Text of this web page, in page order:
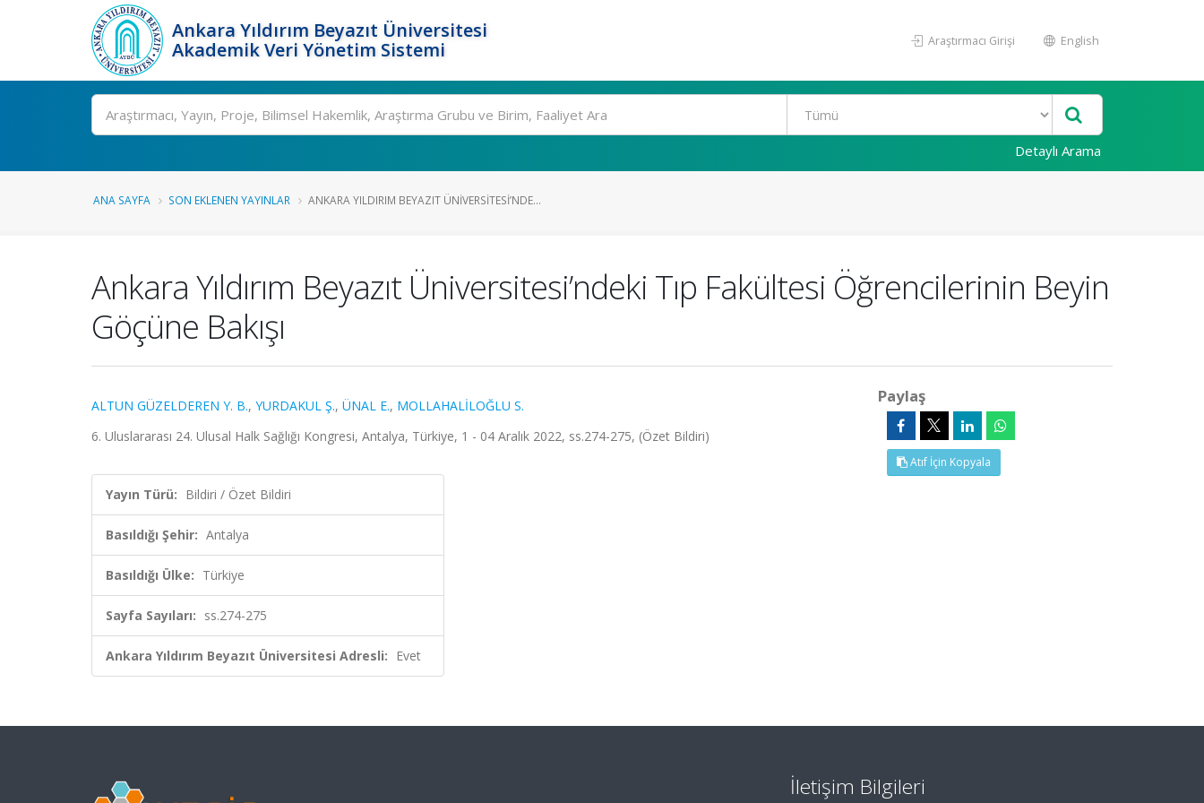
Ankara Yıldırım Beyazıt Üniversitesi
Akademik Veri Yönetim Sistemi
Araştırmacı Girişi English
Ara
Detaylı Arama
ANA SAYFA SON EKLENEN YAYINLAR ANKARA YILDIRIM BEYAZIT ÜNIVERSITESI’NDE...
Ankara Yıldırım Beyazıt Üniversitesi’ndeki Tıp Fakültesi Öğrencilerinin Beyin
Göçüne Bakışı
ALTUN GÜZELDEREN Y. B., YURDAKUL Ş., ÜNAL E., MOLLAHALİLOĞLU S.
6. Uluslararası 24. Ulusal Halk Sağlığı Kongresi, Antalya, Türkiye, 1 - 04 Aralık 2022, ss.274-275, (Özet Bildiri)
Yayın Türü: Bildiri / Özet Bildiri
Basıldığı Şehir: Antalya
Basıldığı Ülke: Türkiye
Sayfa Sayıları: ss.274-275
Ankara Yıldırım Beyazıt Üniversitesi Adresli: Evet
Paylaş
Atıf İçin Kopyala
İletişim Bilgileri